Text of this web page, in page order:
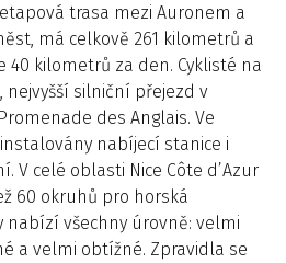
trasa mezi Auronem a
má celkově 261 kilometrů a
kilometrů za den. Cyklisté na
silniční přejezd v
des Anglais. Ve
nabíjecí stanice i
V celé oblasti Nice Côte d’Azur
60 okruhů pro horská
nabízí všechny úrovně: velmi
a velmi obtížné. Zpravidla se